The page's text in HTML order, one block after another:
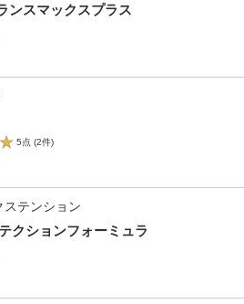
ンスマックスプラス
5点 (2件)
ステンション
クションフォーミュラ